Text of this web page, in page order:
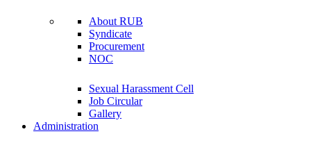
About RUB
Syndicate
Procurement
NOC
Sexual Harassment Cell
Job Circular
Gallery
Administration